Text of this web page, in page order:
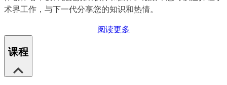
术界工作，与下一代分享您的知识和热情。
阅读更多
课程